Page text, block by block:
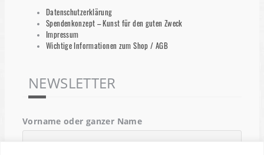
Datenschutzerklärung
Spendenkonzept – Kunst für den guten Zweck
Impressum
Wichtige Informationen zum Shop / AGB
NEWSLETTER
Vorname oder ganzer Name